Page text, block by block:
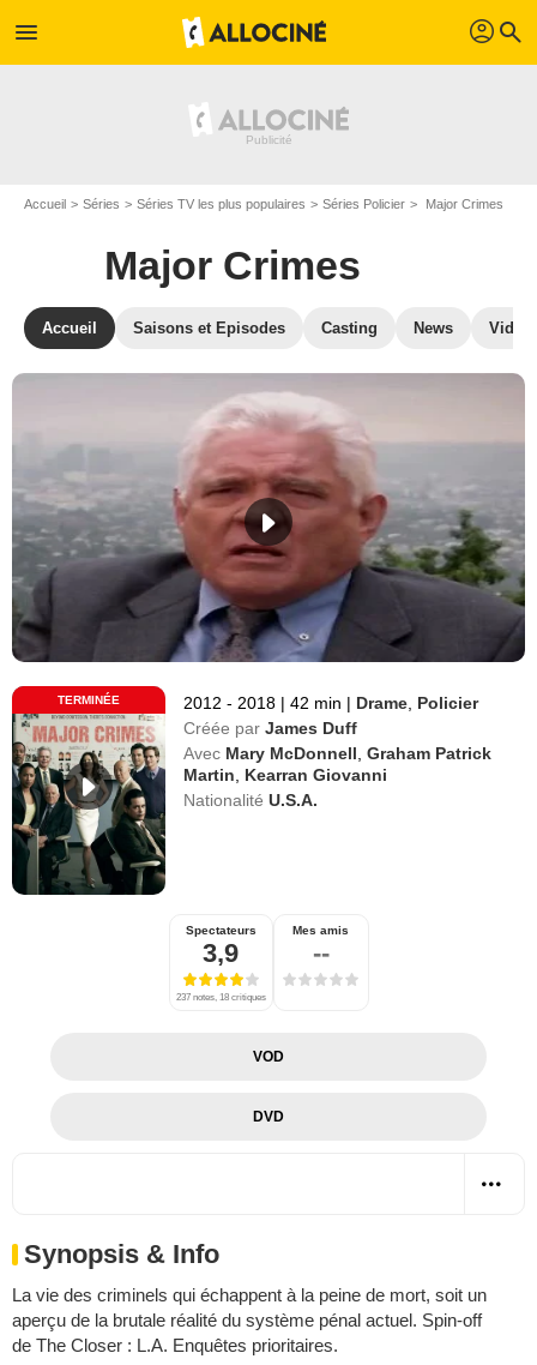
menu profil search
Accueil Séries Séries TV les plus populaires Séries Policier Major Crimes
Major Crimes
Accueil Saisons et Episodes Casting News
TERMINÉE 2012 - 2018 | 42 min | Drame Policier
Créée par James Duff
Avec Mary McDonnell ,Graham Patrick
Martin
Kearran Giovanni
Nationalité U.S.A.
Spectateurs
3,9
237 notes, 18 critiques
Mes amis
--
VOD
DVD
Synopsis & Info
La vie des criminels qui échappent à la peine de mort, soit un
aperçu de la brutale réalité du système pénal actuel. Spin-off
de The Closer : L.A. Enquêtes prioritaires.